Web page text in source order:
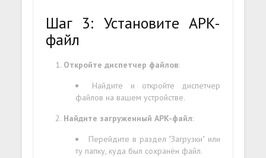
Шаг 3: Установите APK-
файл
Откройте диспетчер файлов:
Найдите и откройте диспетчер
файлов на вашем устройстве.
Найдите загруженный APK-файл:
Перейдите в раздел "Загрузки" или
ту папку, куда был сохранён файл.